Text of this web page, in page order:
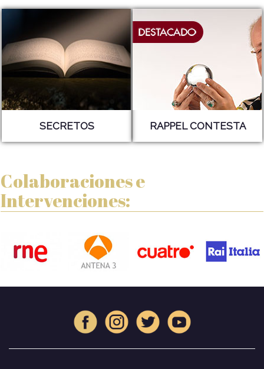
SECRETOS RAPPEL CONTESTA
Colaboraciones e
Intervenciones: